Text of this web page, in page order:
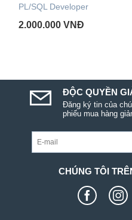
PL/SQL Developer
2.000.000 VNĐ
ĐỘC QUYỀN
Đăng ký tin của
phiếu mua hàng
CHÚNG TÔI